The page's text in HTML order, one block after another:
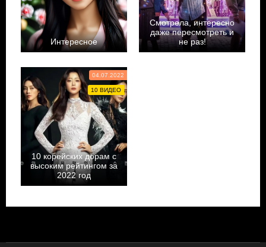
Интересное
Смотрела, интересно
даже пересмотреть и
не раз!
04.07.2022
10 ВИДЕО
10 корейских дорам с
высоким рейтингом за
2022 год